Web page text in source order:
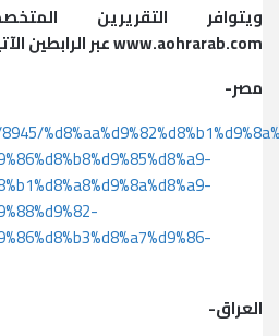
ويتوافر التقريرين
www.aohrarab.com عبر الرابطين الآتيين:
-مصر
-العراق